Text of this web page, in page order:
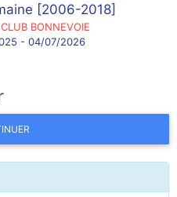
[2006-2018]
BONNEVOIE
- 04/07/2026